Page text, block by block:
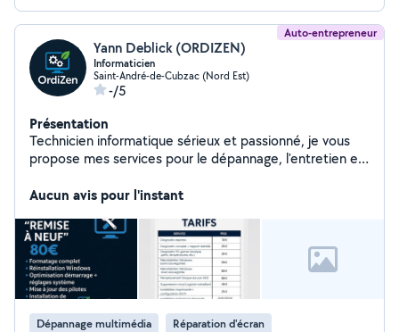
Auto-entrepreneur
Yann Deblick (ORDIZEN)
Informaticien
Saint-André-de-Cubzac (Nord Est)
-/5
Présentation
Technicien informatique sérieux et passionné, je vous
propose mes services pour le dépannage, l'entretien et
portables,). Je me déplace dans votre secteur pour
vous, puis je répare chez moi. Transparence, efficacité
et bon rapport qualité/prix sont mes engagements !
Faites appel à OrdiZen, votre tranquillité numérique
commence ici
Aucun avis pour l'instant
Dépannage multimédia Réparation d'écran